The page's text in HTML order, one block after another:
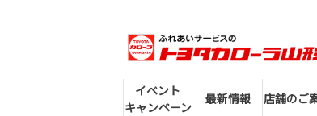
イベント
キャンペーン
最新情報 店舗のご